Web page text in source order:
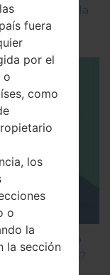
y la
en el teléfono
Tool 2014?
fuera
por el
o
como
los
o
la
la sección